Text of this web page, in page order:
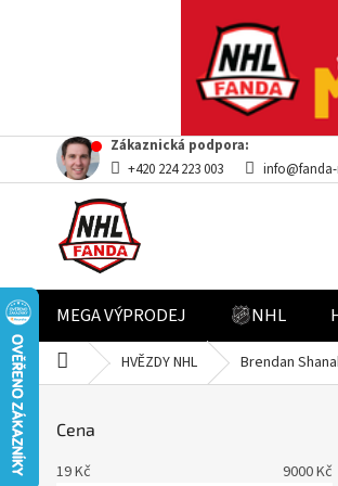
Přejít
obsah
Zákaznická podpora:
+420 224 223 003
MEGA VÝPRODEJ NHL
Domů HVĚZDY NHL Brendan
Cena
19Kč 9000Kč